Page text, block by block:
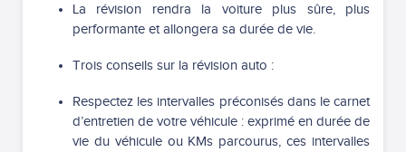
La révision rendra la voiture plus sûre, plus
performante et allongera sa durée de vie.
Trois conseils sur la révision auto :
Respectez les intervalles préconisés dans le carnet
d’entretien de votre véhicule : exprimé en durée de
vie du véhicule ou KMs parcourus, ces intervalles